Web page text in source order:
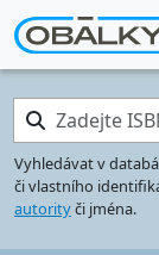
Zadejte ISBN…
Vyhledávat v
či vlastního
autorityči jména.